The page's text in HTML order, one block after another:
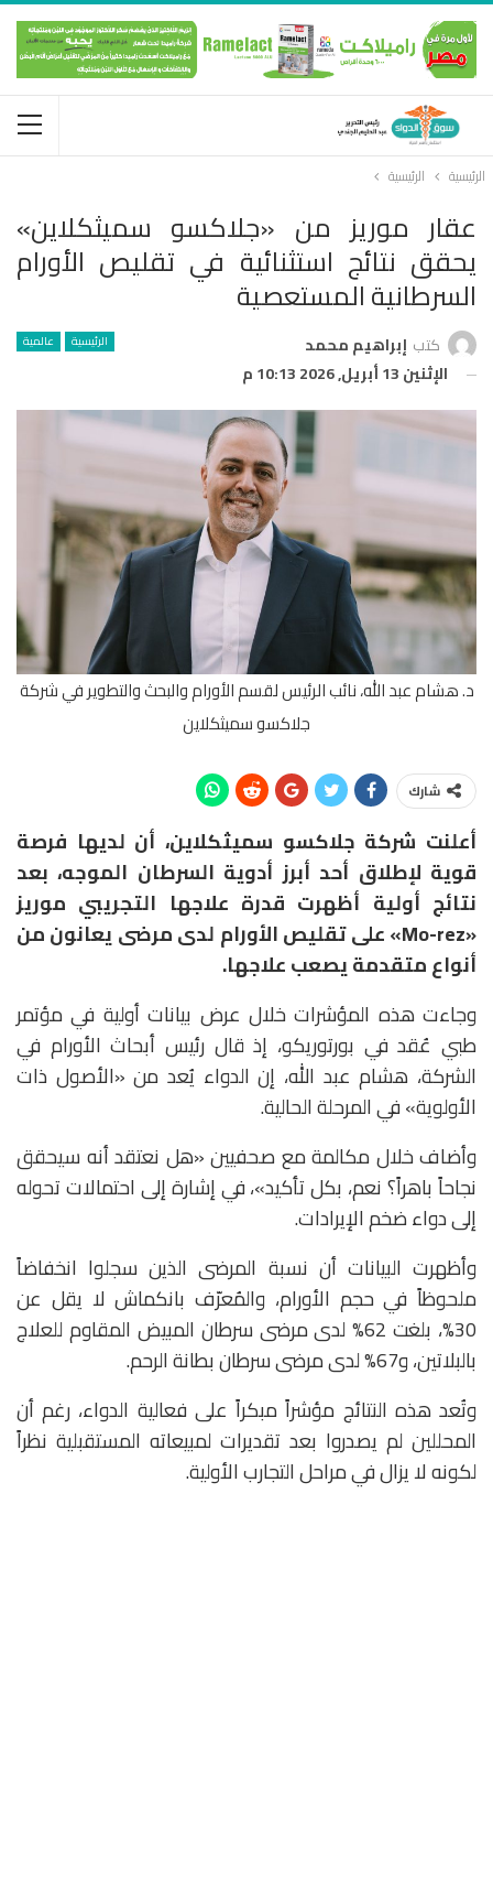
الرئيسية الرئيسية
عقار موريز من «جلاكسو سميثكلاين»
يحقق نتائج استثنائية في تقليص الأورام
السرطانية المستعصية
الرئيسية عالمية كتب إبراهيم محمد
الإثنين 13 أبريل, 2026 10:13 م
د. هشام عبد الله، نائب الرئيس لقسم الأورام والبحث والتطوير في شركة
جلاكسو سميثكلاين
شارك
أعلنت شركة جلاكسو سميثكلاين، أن لديها فرصة
قوية لإطلاق أحد أبرز أدوية السرطان الموجه، بعد
نتائج أولية أظهرت قدرة علاجها التجريبي موريز
«Mo-rez» على تقليص الأورام لدى مرضى يعانون من
أنواع متقدمة يصعب علاجها.
وجاءت هذه المؤشرات خلال عرض بيانات أولية في مؤتمر
طبي عُقد في بورتوريكو، إذ قال رئيس أبحاث الأورام في
الشركة، هشام عبد الله، إن الدواء يُعد من «الأصول ذات
الأولوية» في المرحلة الحالية.
وأضاف خلال مكالمة مع صحفيين «هل نعتقد أنه سيحقق
نجاحاً باهراً؟ نعم، بكل تأكيد»، في إشارة إلى احتمالات تحوله
إلى دواء ضخم الإيرادات.
وأظهرت البيانات أن نسبة المرضى الذين سجلوا انخفاضاً
ملحوظاً في حجم الأورام، والمُعرّف بانكماش لا يقل عن
30%، بلغت 62% لدى مرضى سرطان المبيض المقاوم للعلاج
بالبلاتين، و67% لدى مرضى سرطان بطانة الرحم.
وتُعد هذه النتائج مؤشراً مبكراً على فعالية الدواء، رغم أن
المحللين لم يصدروا بعد تقديرات لمبيعاته المستقبلية نظراً
لكونه لا يزال في مراحل التجارب الأولية.